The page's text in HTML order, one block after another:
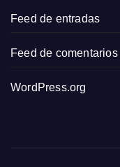
Feed de entradas
Feed de comentarios
WordPress.org